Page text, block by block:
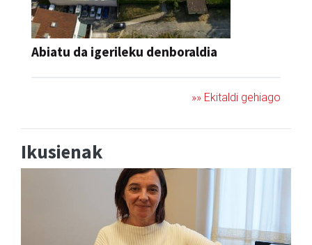
Abiatu da igerileku denboraldia
»» Ekitaldi gehiago
Ikusienak